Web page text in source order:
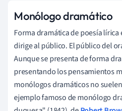
Monólogo dramático
Forma dramática de poesía lírica
dirige al público. El público del
Aunque se presenta de forma
presentando los pensamientos
monólogos dramáticos no
ejemplo famoso de monólogo